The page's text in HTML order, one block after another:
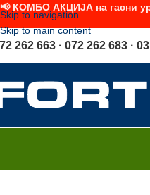
Skip to navigation
Skip to main content
262 663 · 072 262 683 ·
📢 КОМБО АКЦИЈА на гасни